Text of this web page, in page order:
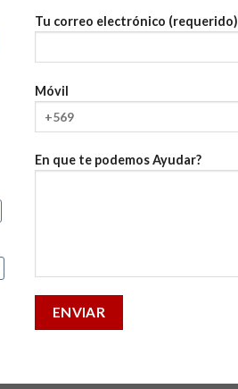
Tu correo electrónico (requerido)
Móvil
En que te podemos Ayudar?